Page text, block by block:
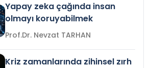
Yapay zeka çağında insan
olmayı koruyabilmek
Prof.Dr. Nevzat TARHAN
Kriz zamanlarında zihinsel zırh